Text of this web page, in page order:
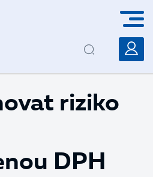
riziko
DPH